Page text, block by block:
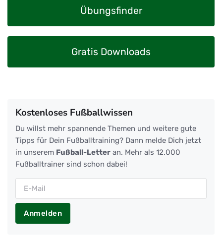
Übungsfinder
Gratis Downloads
Kostenloses Fußballwissen
Du willst mehr spannende Themen und weitere gute
Tipps für Dein Fußballtraining? Dann melde Dich jetzt
in unserem Fußball-Letter an. Mehr als 12.000
Fußballtrainer sind schon dabei!
Anmelden